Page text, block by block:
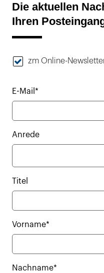
Die aktuellen
Ihren
zm Online-
E-Mail*
Anrede
Titel
Vorname*
Nachname*